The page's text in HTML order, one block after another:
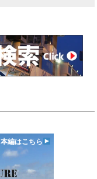
本編はこちら